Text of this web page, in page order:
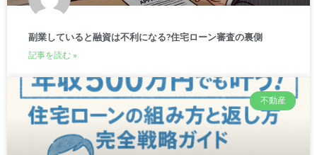
副業していると融資は不利になる?住宅ローン審査の裏側
記事を読む »
不動産